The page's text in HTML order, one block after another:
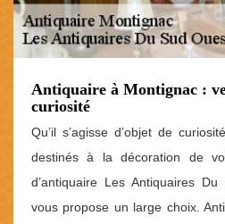
Antiquaire à Montignac :
curiosité
Qu’il s’agisse d’objet de
destinés à la décoration de
d’antiquaire Les Antiquaires
vous propose un large choix.